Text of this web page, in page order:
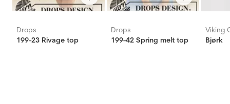
Drops
199-23 Rivage top
Drops
199-42 Spring melt top
Viking
Bjørk